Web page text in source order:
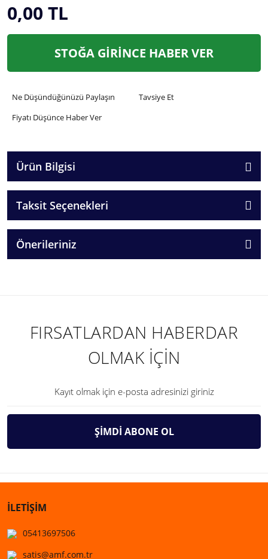
0,00 TL
STOĞA GİRİNCE HABER VER
Ne Düşündüğünüzü Paylaşın
Tavsiye Et
Fiyatı Düşünce Haber Ver
Ürün Bilgisi
Taksit Seçenekleri
Önerileriniz
FIRSATLARDAN HABERDAR
OLMAK İÇİN
ŞİMDİ ABONE OL
İLETİŞİM
05413697506
satis@amf.com.tr